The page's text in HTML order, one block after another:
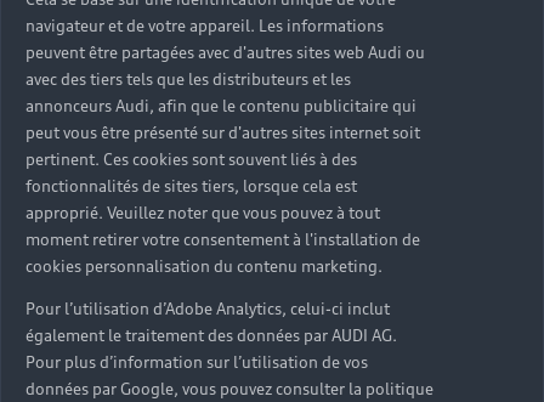
navigateur et de votre appareil. Les informations
peuvent être partagées avec d'autres sites web Audi ou
avec des tiers tels que les distributeurs et les
annonceurs Audi, afin que le contenu publicitaire qui
peut vous être présenté sur d'autres sites internet soit
pertinent. Ces cookies sont souvent liés à des
fonctionnalités de sites tiers, lorsque cela est
approprié. Veuillez noter que vous pouvez à tout
moment retirer votre consentement à l'installation de
cookies personnalisation du contenu marketing.
Pour l’utilisation d’Adobe Analytics, celui-ci inclut
également le traitement des données par AUDI AG.
Pour plus d’information sur l’utilisation de vos
données par Google, vous pouvez consulter la politique